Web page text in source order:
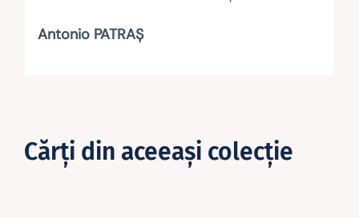
Antonio PATRAȘ
Cărţi din aceeaşi colecţie